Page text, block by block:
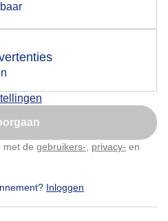
met de gebruikers- privacy- en
Inloggen
de popup
later
aan te passen